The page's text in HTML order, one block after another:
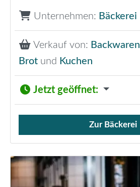
Unternehmen: Bäckerei
Verkauf von: Backwaren
Brot und Kuchen
Jetzt geöffnet:
Verkauf von Brötchen,
Zur Bäckerei